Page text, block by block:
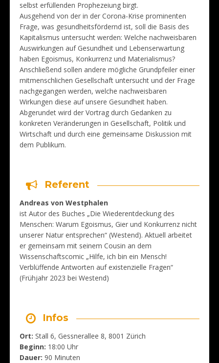
selbst erfüllenden Prophezeiung birgt.
Ausgehend von der in der Corona-Krise prominenten
Frage, was gesundheitsfördernd ist, soll die Basis des
Kapitalismus untersucht werden: Welche nachweisbaren
Auswirkungen auf Gesundheit und Lebenserwartung
haben Egoismus, Konkurrenz und Materialismus?
Anschließend sollen andere mögliche Grundpfeiler einer
mitmenschlichen Gesellschaft untersucht und der Frage
nachgegangen werden, welche nachweisbaren
Wirkungen diese auf unsere Gesundheit haben.
Abgerundet wird der Vortrag durch Gedanken zu
konkreten Veränderungen in Gesellschaft, Politik und
Wirtschaft und durch eine gemeinsame Diskussion mit
dem Publikum.
Referent
Andreas von Westphalen
ist Autor des Buches „Die Wiederentdeckung des
Menschen: Warum Egoismus, Gier und Konkurrenz nicht
unserer Natur entsprechen“ (Westend). Aktuell arbeitet
er gemeinsam mit seinem Cousin an dem
Wissenschaftscomic „Hilfe, ich bin ein Mensch!
Verblüffende Antworten auf existenzielle Fragen“
(Frühjahr 2023 bei Westend)
Infos
Ort: Stall 6, Gessnerallee 8, 8001 Zürich
Beginn: 18:00 Uhr
Dauer: 90 Minuten